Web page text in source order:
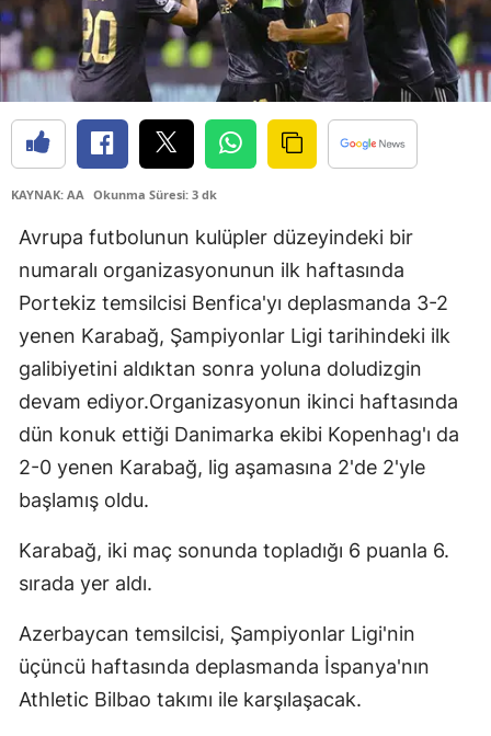
Burdur
Bursa
Çanakkale
Çankırı
Denizli
Diyarbakır
Edirne
Elazığ
Erzincan
Erzurum
Gaziantep
Gümüşhane
Hakkari
KAYNAK: AA Okunma Süresi: 3 dk
Avrupa futbolunun kulüpler düzeyindeki bir
numaralı organizasyonunun ilk haftasında
Portekiz temsilcisi Benfica'yı deplasmanda 3-2
yenen Karabağ, Şampiyonlar Ligi tarihindeki ilk
galibiyetini aldıktan sonra yoluna doludizgin
devam ediyor.Organizasyonun ikinci haftasında
dün konuk ettiği Danimarka ekibi Kopenhag'ı da
2-0 yenen Karabağ, lig aşamasına 2'de 2'yle
başlamış oldu.
Karabağ, iki maç sonunda topladığı 6 puanla 6.
sırada yer aldı.
Azerbaycan temsilcisi, Şampiyonlar Ligi'nin
üçüncü haftasında deplasmanda İspanya'nın
Athletic Bilbao takımı ile karşılaşacak.